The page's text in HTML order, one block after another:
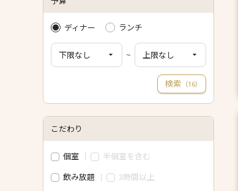
ディナー ランチ
~
検索 （16）
こだわり
個室
半個室を含む
飲み放題
3時間以上